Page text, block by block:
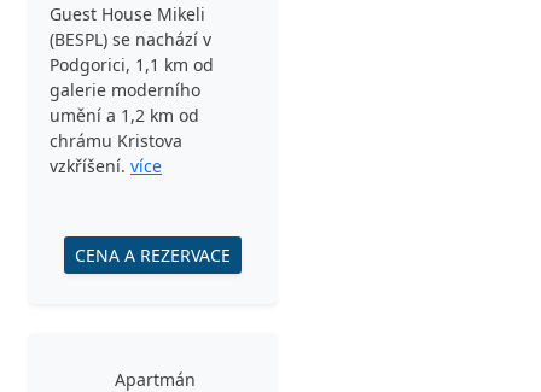
Guest House Mikeli
(BESPL) se nachází v
Podgorici, 1,1 km od
galerie moderního
umění a 1,2 km od
chrámu Kristova
vzkříšení. více
CENA A REZERVACE
Apartmán